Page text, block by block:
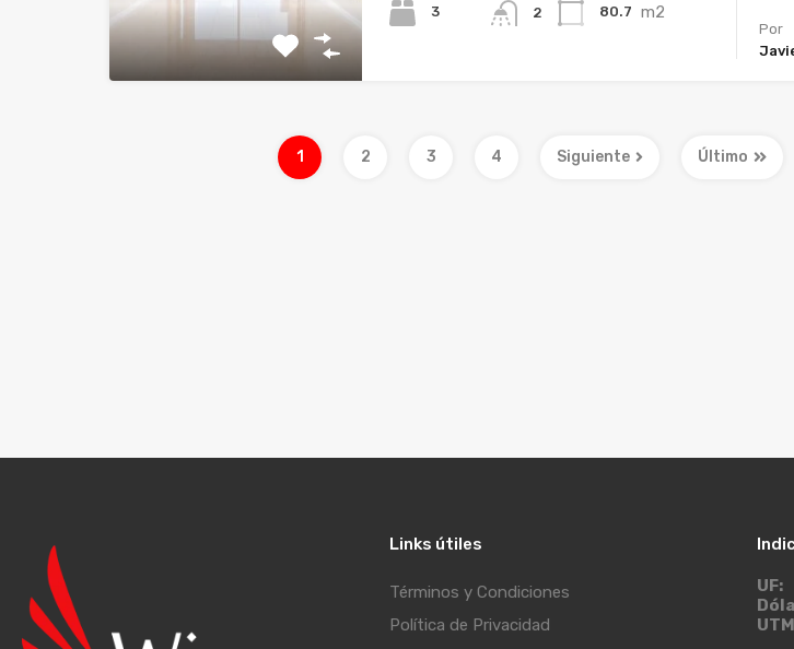
3 2 80.7 m2
Por
1 2 3 4 Siguiente Último
Links útiles
Términos y Condiciones
Política de Privacidad
UF: